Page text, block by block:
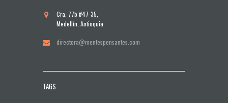
Cra. 77b #47-35,
Medellín, Antioquia
directora@mentespensantes.com
TAGS